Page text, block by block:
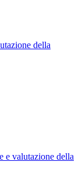
della
e valutazione della